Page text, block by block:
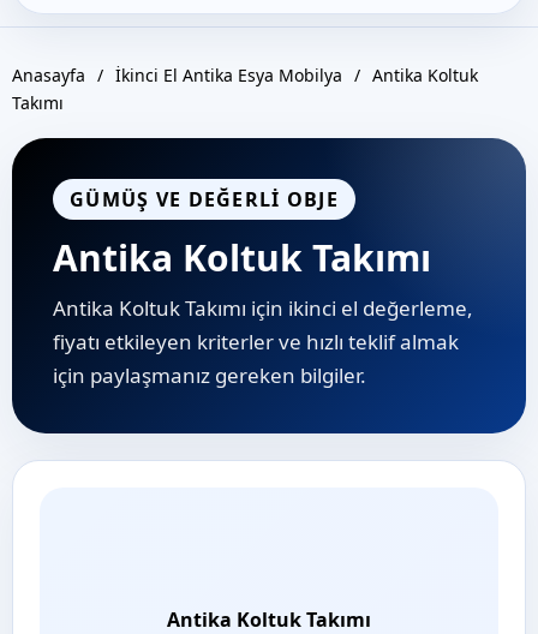
Anasayfa / İkinci El Antika Esya Mobilya / Antika Koltuk
Takımı
GÜMÜŞ VE DEĞERLI OBJE
Antika Koltuk Takımı
Antika Koltuk Takımı için ikinci el değerleme,
fiyatı etkileyen kriterler ve hızlı teklif almak
için paylaşmanız gereken bilgiler.
Antika Koltuk Takımı